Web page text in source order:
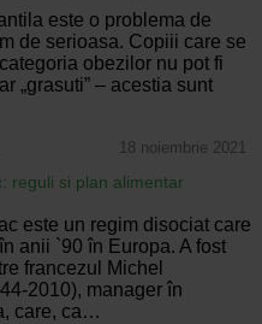
este o problema de
de serioasa. Copiii care se
obezilor nu pot fi
„grasuti” – acestia sunt
18 noiembrie 2021
reguli si plan alimentar
este un regim disociat care
anii `90 în Europa. A fost
francezul Michel
2010), manager în
care, ca…